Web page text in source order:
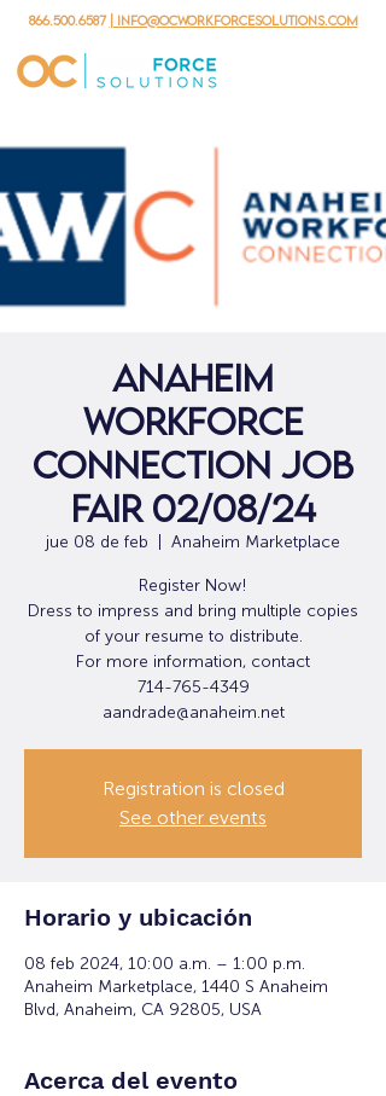
866.500.6587 | info@ocworkforcesolutions.com
Anaheim
Workforce
Connection Job
Fair 02/08/24
jue 08 de feb Anaheim Marketplace
Register Now!
Dress to impress and bring multiple copies
of your resume to distribute.
For more information, contact
714-765-4349
aandrade@anaheim.net
Registration is closed
See other events
Horario y ubicación
08 feb 2024, 10:00 a.m. – 1:00 p.m.
Anaheim Marketplace, 1440 S Anaheim
Blvd, Anaheim, CA 92805, USA
Acerca del evento